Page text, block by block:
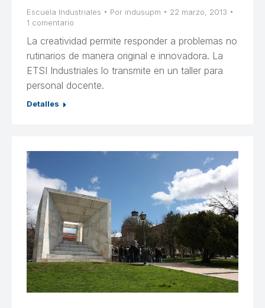
Escuela Industriales Por indusupm
22 marzo, 2013
1 comentario
La creatividad permite responder a problemas no
rutinarios de manera original e innovadora. La
ETSI Industriales lo transmite en un taller para
personal docente.
Detalles